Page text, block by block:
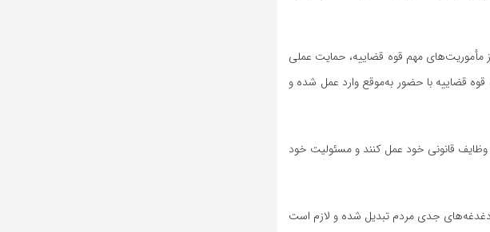
مأموریت‌های مهم قوه قضاییه، حمایت عملی
قضاییه با حضور به‌موقع وارد عمل شده و
وظایف قانونی خود عمل کنند و مسئولیت خود
دغدغه‌های جدی مردم تبدیل شده و لازم است